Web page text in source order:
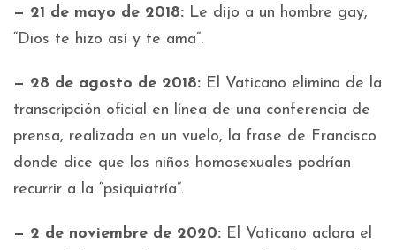
— 21 de mayo de 2018: Le dijo a un hombre gay,
“Dios te hizo así y te ama”.
— 28 de agosto de 2018: El Vaticano elimina de la
transcripción oficial en línea de una conferencia de
prensa, realizada en un vuelo, la frase de Francisco
donde dice que los niños homosexuales podrían
recurrir a la “psiquiatría”.
— 2 de noviembre de 2020: El Vaticano aclara el